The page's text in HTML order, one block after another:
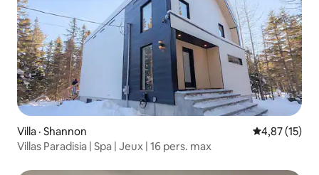
Villa · Shannon Note
4,87 (15)
Villas Paradisia | Spa | Jeux | 16 pers. max